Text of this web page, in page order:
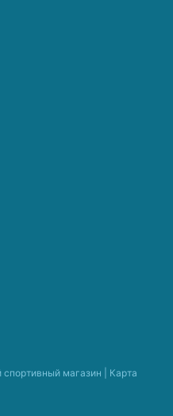
магазин | Карта